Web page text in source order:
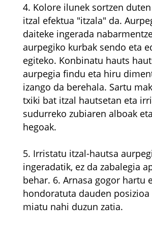
4. Kolore ilunek sortzen
itzal efektua "itzala" da.
daiteke ingerada
aurpegiko kurbak sendo eta
egiteko. Konbinatu hauts
aurpegia findu eta hiru
izango da berehala. Sartu
txiki bat itzal hautsetan eta
sudurreko zubiaren alboak
hegoak.
5. Irristatu itzal-hautsa
ingeradatik, ez da zabalegia
behar. 6. Arnasa gogor hartu
hondoratuta dauden posizioa
miatu nahi duzun zatia.